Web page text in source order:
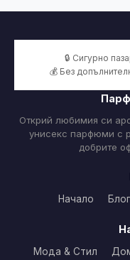
🔒 Сигурно
💰 Без
Открий любимия си
унисекс парфюми с
добрите
Начало Блог
Мода & Стил